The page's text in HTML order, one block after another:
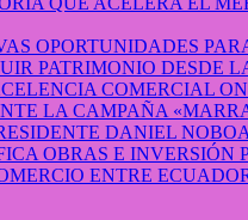
PATRIMONIO DESDE
LA CAMPAÑA
OBRAS E